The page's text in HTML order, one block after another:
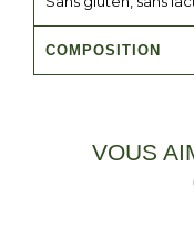
COMPOSITION
VOUS